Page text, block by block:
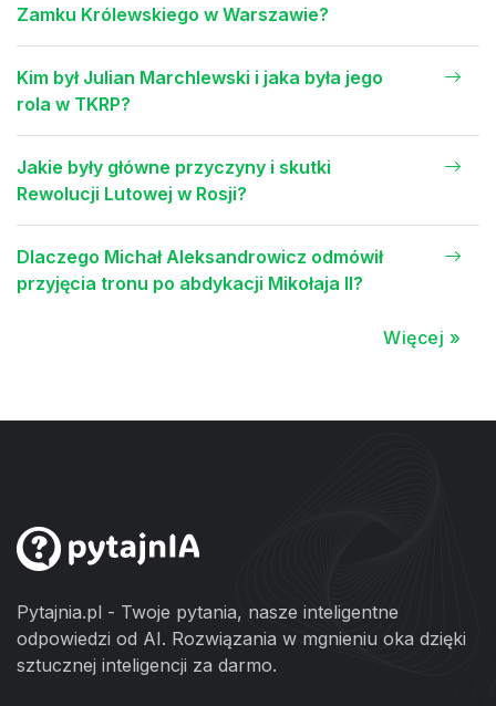
Zamku Królewskiego w Warszawie?
Kim był Julian Marchlewski i jaka była jego
rola w TKRP?
Jakie były główne przyczyny i skutki
Rewolucji Lutowej w Rosji?
Dlaczego Michał Aleksandrowicz odmówił
przyjęcia tronu po abdykacji Mikołaja II?
Więcej »
Pytajnia.pl - Twoje pytania, nasze inteligentne
odpowiedzi od AI. Rozwiązania w mgnieniu oka dzięki
sztucznej inteligencji za darmo.